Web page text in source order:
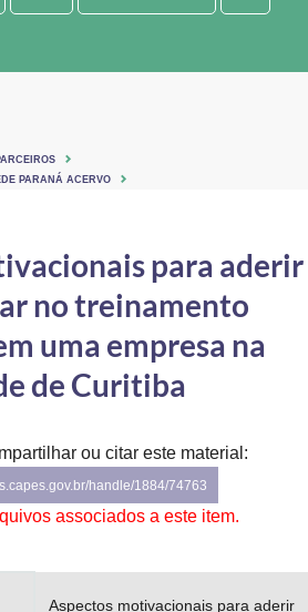
PARANÁ ACERVO
para aderir
no treinamento
uma empresa na
de Curitiba
ou citar este material:
handle/1884/74763
associados a este item.
Aspectos motivacionais para aderir